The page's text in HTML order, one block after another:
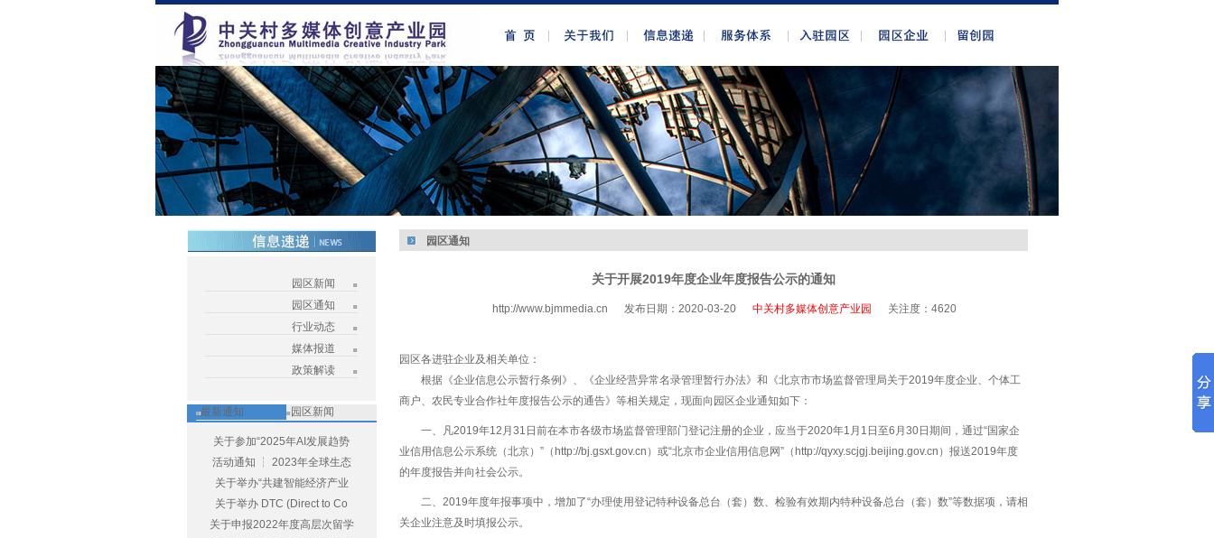
园区新闻
园区通知
行业动态
媒体报道
政策解读
最新通知 园区新闻
关于参加“2025年AI发展趋势
活动通知 ┆ 2023年全球生态
关于举办“共建智能经济产业
关于举办 DTC (Direct to Co
关于申报2022年度高层次留学
园区通知
关于开展2019年度企业年度报告公示的通知
http://www.bjmmedia.cn 发布日期：2020-03-20 中关村多媒体创意产业园 关注度： 4620
园区各进驻企业及相关单位：
根据《企业信息公示暂行条例》、《企业经营异常名录管理暂行办法》和《北京市市场监督管理局关于2019年度企业、个体工
商户、农民专业合作社年度报告公示的通告》等相关规定，现面向园区企业通知如下：
一、凡2019年12月31日前在本市各级市场监督管理部门登记注册的企业，应当于2020年1月1日至6月30日期间，通过“国家企
业信用信息公示系统（北京）”（http://bj.gsxt.gov.cn）或“北京市企业信用信息网”（http://qyxy.scjgj.beijing.gov.cn）报送2019年度
的年度报告并向社会公示。
二、2019年度年报事项中，增加了“办理使用登记特种设备总台（套）数、检验有效期内特种设备总台（套）数”等数据项，请相
关企业注意及时填报公示。